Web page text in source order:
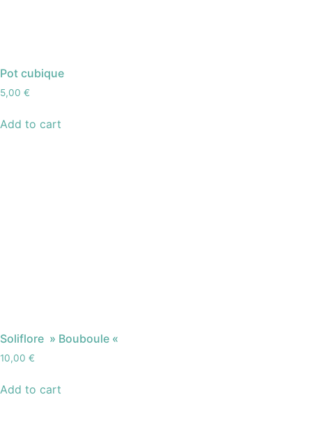
Pot cubique
5,00 €
Add to cart
Soliflore » Bouboule «
10,00 €
Add to cart